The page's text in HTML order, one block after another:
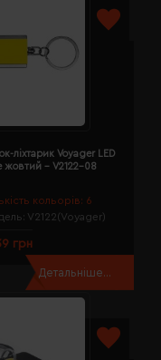
кольорів: 6
V2122(Voyager)
ліхтарик Voyager LED
жовтий - V2122-08
грн
Детальніше...